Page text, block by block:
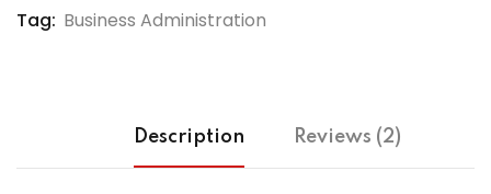
Tag: Business Administration
Description Reviews (2)